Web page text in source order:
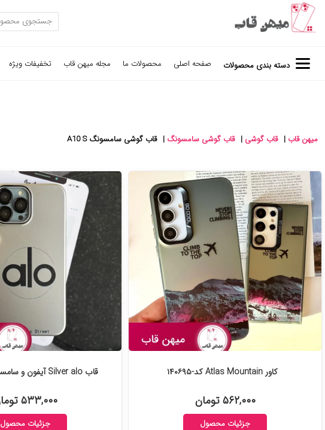
دسته بندی محصولات صفحه اصلی محصولات ما مجله میهن قاب تخفیفات ویژه
میهن قاب | قاب گوشی | قاب گوشی سامسونگ | قاب گوشی سامسونگ A10 S
کاور Atlas Mountain کد-۱۴۰۶۹۵
۵۶۲,۰۰۰ تومان
جزئیات محصول
قاب Silver alo آیفون و سامسونگ کد-۱۴۰۵۹۸
۵۳۳,۰۰۰ تومان
جزئیات محصول